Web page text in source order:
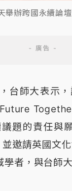
舉辦跨國永續論
台師大表示
題的責任與
並邀請英國
者，與台師